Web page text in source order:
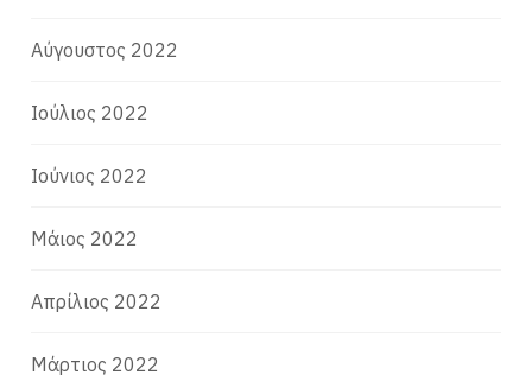
Αύγουστος 2022
Ιούλιος 2022
Ιούνιος 2022
Μάιος 2022
Απρίλιος 2022
Μάρτιος 2022